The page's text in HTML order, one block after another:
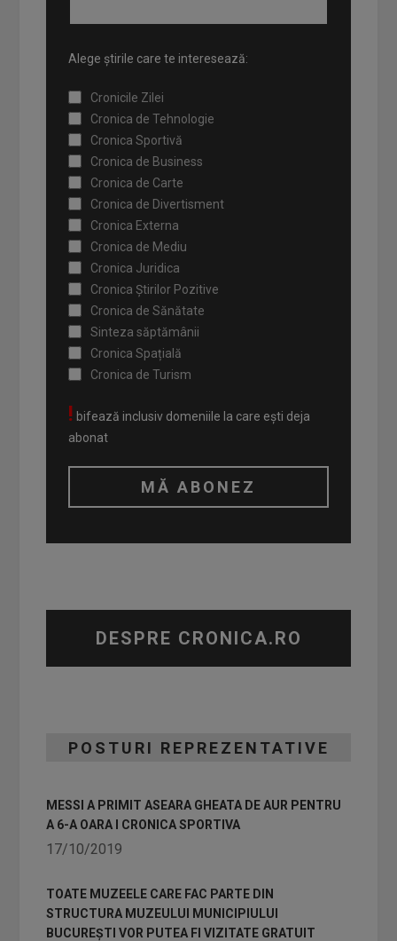
Alege știrile care te interesează:
Cronicile Zilei
Cronica de Tehnologie
Cronica Sportivă
Cronica de Business
Cronica de Carte
Cronica de Divertisment
Cronica Externa
Cronica de Mediu
Cronica Juridica
Cronica Știrilor Pozitive
Cronica de Sănătate
Sinteza săptămânii
Cronica Spațială
Cronica de Turism
! bifează inclusiv domeniile la care ești deja
abonat
DESPRE CRONICA.RO
POSTURI REPREZENTATIVE
MESSI A PRIMIT ASEARA GHEATA DE AUR PENTRU
A 6-A OARA I CRONICA SPORTIVA
17/10/2019
TOATE MUZEELE CARE FAC PARTE DIN
STRUCTURA MUZEULUI MUNICIPIULUI
BUCUREȘTI VOR PUTEA FI VIZITATE GRATUIT